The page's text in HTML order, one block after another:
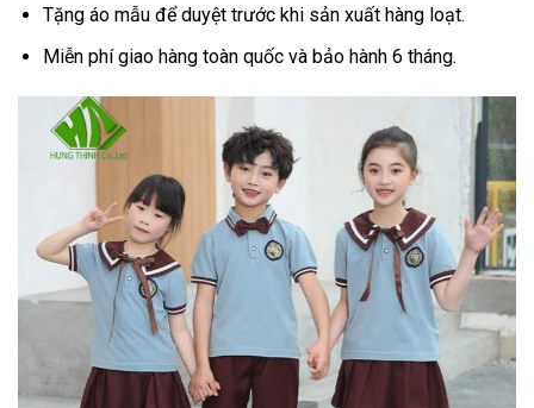
Tặng áo mẫu để duyệt trước khi sản xuất hàng loạt.
Miễn phí giao hàng toàn quốc và bảo hành 6 tháng.